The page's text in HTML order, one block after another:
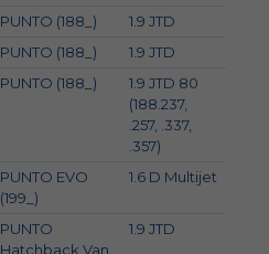
PUNTO (188_) 1.9 JTD
PUNTO (188_) 1.9 JTD
PUNTO (188_)
1.9 JTD 80
(188.237,
.257, .337,
.357)
PUNTO EVO
(199_)
1.6 D Multijet
PUNTO
Hatchback Van
1.9 JTD